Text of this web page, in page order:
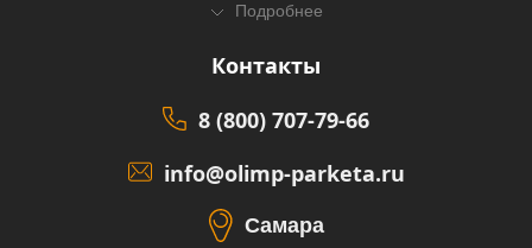
Подробнее
Контакты
8 (800) 707-79-66
info@olimp-parketa.ru
Самара